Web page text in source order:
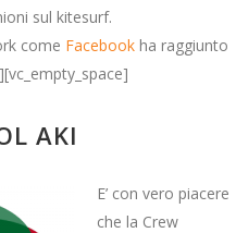
sul kitesurf.
come Facebook ha raggiunto
AKI
E’ con vero piacere
che la Crew